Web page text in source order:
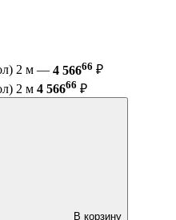
2 м — 4 56666 ₽
2 м 4 56666 ₽
В корзину